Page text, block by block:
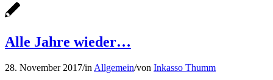
Alle Jahre wieder…
28. November 2017/in Allgemein/von Inkasso Thumm